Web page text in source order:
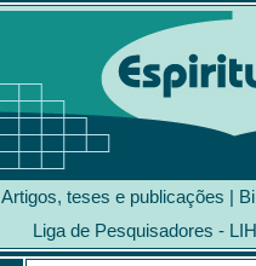
Artigos, teses e publicações |
Liga de Pesquisadores -